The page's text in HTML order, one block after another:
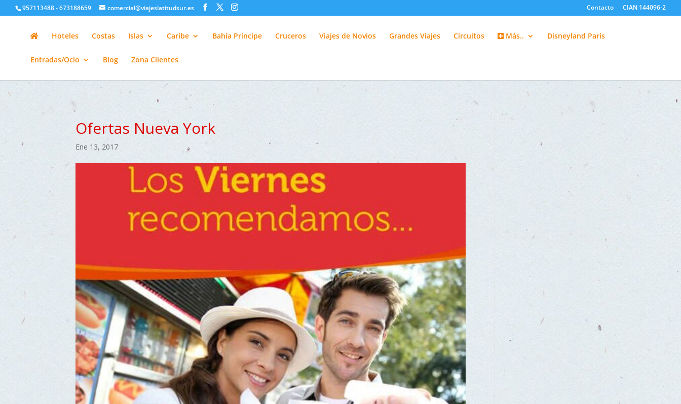
google-site-verification=H6A6AFFbXLQPnewL7da5KWjTFeKytP3gbsCfUlQl-3k
957113488 - 673188659 comercial@viajeslatitudsur.es Contacto CIAN 144096-2
Hoteles Costas Islas Caribe Bahía Príncipe Cruceros Viajes de Novios Grandes Viajes Circuitos Más.. Disneyland Paris
Entradas/Ocio Blog Zona Clientes
Ofertas Nueva York
Ene 13, 2017